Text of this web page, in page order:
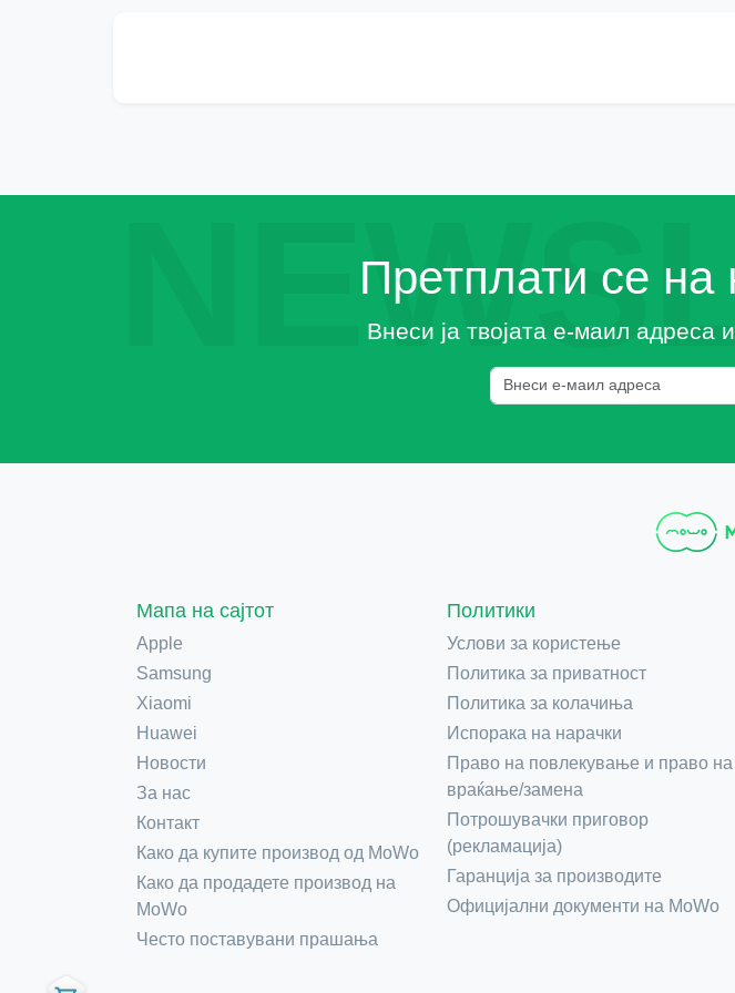
Претплати се
Внеси ја твојата е-маил адреса
Мапа на сајтот
Apple
Samsung
Xiaomi
Huawei
Новости
За нас
Контакт
Како да купите производ од MoWo
Како да продадете производ на
MoWo
Често поставувани прашања
Политики
Услови за користење
Политика за приватност
Политика за колачиња
Испорака на нарачки
Право на повлекување и право на
враќање/замена
Потрошувачки приговор
(рекламација)
Гаранција за производите
Официјални документи на MoWo